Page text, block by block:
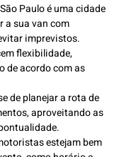
Paulo é uma cidade
a sua van com
imprevistos.
flexibilidade,
de acordo com as
de planejar a rota de
aproveitando as
estejam bem